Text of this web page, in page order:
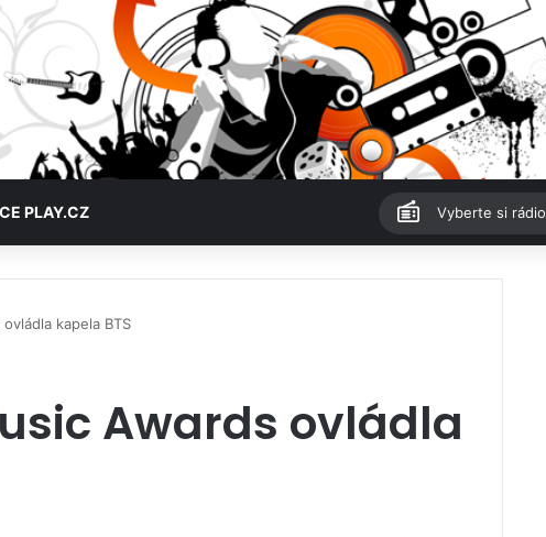
PLAY.CZ Vyberte si rádio
kapela BTS
Awards ovládla